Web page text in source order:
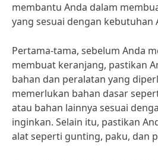
membantu Anda dalam
yang sesuai dengan kebutuhan
Pertama-tama, sebelum Anda
membuat keranjang, pastikan
bahan dan peralatan yang
memerlukan bahan dasar
atau bahan lainnya sesuai
inginkan. Selain itu, pastikan
alat seperti gunting, paku, dan